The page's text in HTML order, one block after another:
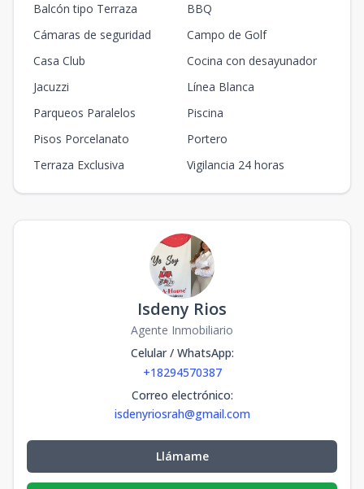
Balcón tipo Terraza
BBQ
Cámaras de seguridad
Campo de Golf
Casa Club
Cocina con desayunador
Jacuzzi
Línea Blanca
Parqueos Paralelos
Piscina
Pisos Porcelanato
Portero
Terraza Exclusiva
Vigilancia 24 horas
Isdeny Rios
Agente Inmobiliario
Celular / WhatsApp:
+18294570387
Correo electrónico:
isdenyriosrah@gmail.com
Llámame